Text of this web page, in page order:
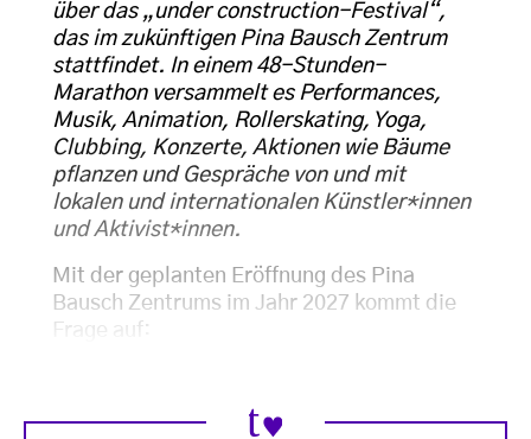
über das „under construction-Festival“,
das im zukünftigen Pina Bausch Zentrum
stattfindet. In einem 48-Stunden-
Marathon versammelt es Performances,
Musik, Animation, Rollerskating, Yoga,
Clubbing, Konzerte, Aktionen wie Bäume
pflanzen und Gespräche von und mit
lokalen und internationalen Künstler*innen
und Aktivist*innen.
Mit der geplanten Eröffnung des Pina
Bausch Zentrums im Jahr 2027 kommt die
Frage auf: